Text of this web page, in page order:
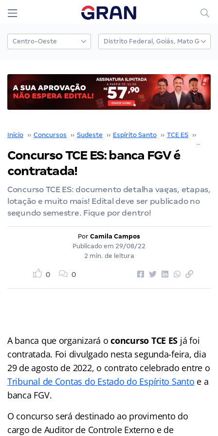
Início ›› Concursos ›› Sudeste ›› Espírito Santo ›› TCE ES ››
Concurso TCE ES: banca FGV é
contratada!
Concurso TCE ES: documento detalha vagas, etapas,
lotação e muito mais! Edital deve ser publicado no
segundo semestre. Fique por dentro!
Por Camila Campos
Publicado em 29/08/22
2 min. de leitura
0 0
A banca que organizará oconcurso TCE ES já foi
contratada. Foi divulgado nesta segunda-feira, dia
29 de agosto de 2022, o contrato celebrado entre o
Tribunal de Contas do Estado do Espírito Santo e a
banca FGV.
O concurso será destinado ao provimento do
cargo de Auditor de Controle Externo e de